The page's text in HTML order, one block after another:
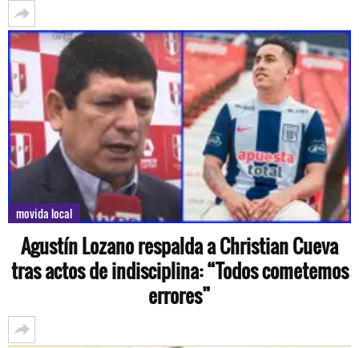
movida local
Agustín Lozano respalda a Christian Cueva
tras actos de indisciplina: “Todos cometemos
errores”